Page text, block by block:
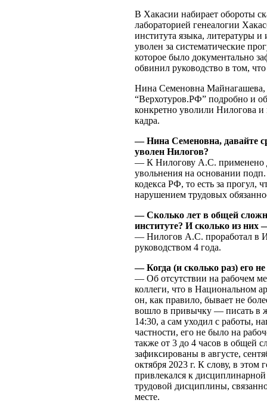
В Хакасии набирает обороты
лабораторией генеалогии
института языка, литературы
уволен за систематические
которое было документально
обвинил руководство в том,
Нина Семеновна Майнагашева,
“Верхотуров.РФ” подробно и
конкретно уволили Нилогова и
кадра.
— Нина Семеновна, давайте
уволен Нилогов?
— К Нилогову А.С. применено
увольнения на основании
кодекса РФ, то есть за прогул,
нарушением трудовых
— Сколько лет в общей
институте? И сколько из
— Нилогов А.С. проработал в
руководством 4 года.
— Когда (и сколько раз) его
— Об отсутствии на рабочем
коллеги, что в Национальном
он, как правило, бывает не
вошло в привычку — писать в
14:30, а сам уходил с работы,
частности, его не было на
также от 3 до 4 часов в общей
зафиксированы в августе,
октября 2023 г. К слову, в
привлекался к
трудовой дисциплины,
месте.